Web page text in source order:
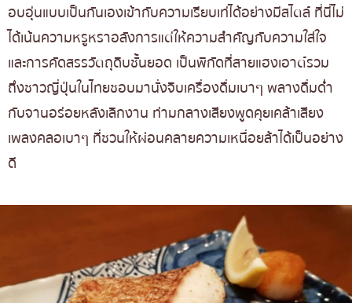
อบอุ่นแบบเป็นกันเองเข้ากับความเรียบเท่ได้อย่างมีสไตล์ ที่นี่ไม่
ได้เน้นความหรูหราอลังการแต่ให้ความสำคัญกับความใส่ใจ
และการคัดสรรวัตถุดิบชั้นยอด เป็นพิกัดที่สายแฮงเอาต์รวม
ถึงชาวญี่ปุ่นในไทยชอบมานั่งจิบเครื่องดื่มเบาๆ พลางดื่มด่ำ
กับจานอร่อยหลังเลิกงาน ท่ามกลางเสียงพูดคุยเคล้าเสียง
เพลงคลอเบาๆ ที่ชวนให้ผ่อนคลายความเหนื่อยล้าได้เป็นอย่าง
ดี